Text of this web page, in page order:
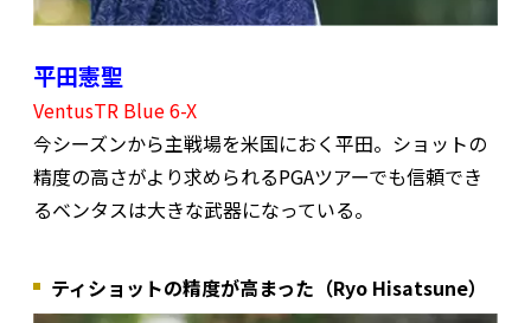
平田憲聖
VentusTR Blue 6-X
今シーズンから主戦場を米国におく平田。ショットの
精度の高さがより求められるPGAツアーでも信頼でき
るベンタスは大きな武器になっている。
ティショットの精度が高まった（Ryo Hisatsune）